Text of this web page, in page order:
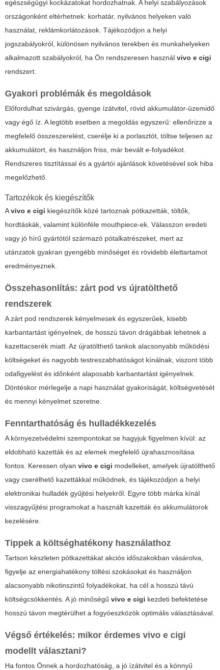
egészségügyi kockázatokat hordozhatnak. A helyi szabályozások
országonként eltérhetnek: korhatár, nyilvános helyeken való
használat, reklámkorlátozások. Tájékozódjon a helyi
jogszabályokról, különösen nyilvános terekben és munkahelyeken
alkalmazott szabályokról, ha Ön rendszeresen használ vivo e cigi
rendszert.
Gyakori problémák és megoldások
Előfordulhat szivárgás, gyenge ízátvitel, rövid akkumulátor-üzemidő
vagy égő íz. A legtöbb esetben a megoldás egyszerű: ellenőrizze a
megfelelő összeszerelést, cserélje ki a porlasztót, töltse teljesen az
akkumulátort, és használjon friss, már bevált e-folyadékot.
Rendszeres tisztítással és a gyártói ajánlások követésével sok hiba
megelőzhető.
Tartozékok és kiegészítők
Avivo e cigi kiegészítők közé tartoznak pótkazetták, töltők,
hordtáskák, valamint különféle mouthpiece-ek. Válasszon eredeti
vagy jó hírű gyártótól származó pótalkatrészeket, mert az
utánzatok gyakran gyengébb minőséget és rövidebb élettartamot
eredményeznek.
Összehasonlítás: zárt pod vs újratölthető
rendszerek
A zárt pod rendszerek kényelmesek és egyszerűek, kisebb
karbantartást igényelnek, de hosszú távon drágábbak lehetnek a
kazettacserék miatt. Az újratölthető tankok alacsonyabb működési
költségeket és nagyobb testreszabhatóságot kínálnak, viszont több
odafigyelést és időnként alaposabb karbantartást igényelnek.
Döntéskor mérlegelje a napi használat gyakoriságát, költségvetését
és mennyi kényelmet szeretne.
Fenntarthatóság és hulladékkezelés
A környezetvédelmi szempontokat se hagyjuk figyelmen kívül: az
eldobható kazetták és az elemek megfelelő újrahasznosítása
fontos. Keressen olyan vivo e cigi modelleket, amelyek újratölthető
vagy cserélhető kazettákkal működnek, és tájékozódjon a helyi
elektronikai hulladék gyűjtési helyekről. Egyre több márka kínál
visszagyűjtési programokat a használt kazetták és akkumulátorok
kezelésére.
Tippek a költséghatékony használathoz
Tartson készleten pótkazettákat akciós időszakokban vásárolva,
figyelje az energiahatékony töltési szokásokat és használjon
alacsonyabb nikotinszintű folyadékokat, ha cél a hosszú távú
költségcsökkentés. A jó minőségű vivo e cigi kezdeti befektetése
hosszú távon megtérülhet a fogyóeszközök optimális választásával.
Végső értékelés: mikor érdemes vivo e cigi
modellt választani?
Ha fontos Önnek a hordozhatóság, a jó ízátvitel és a könnyű